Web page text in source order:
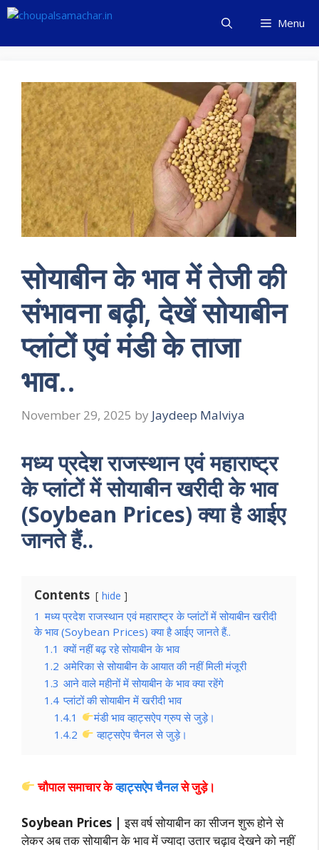
Skip
content
Menu
सोयाबीन के भाव में तेजी की
संभावना बढ़ी, देखें सोयाबीन
प्लांटों एवं मंडी के ताजा
भाव..
November 29, 2025 by Jaydeep Malviya
मध्य प्रदेश राजस्थान एवं महाराष्ट्र
के प्लांटों में सोयाबीन खरीदी के भाव
(Soybean Prices) क्या है आईए
जानते हैं..
Contents hide
1 मध्य प्रदेश राजस्थान एवं महाराष्ट्र के प्लांटों में सोयाबीन खरीदी
के भाव (Soybean Prices) क्या है आईए जानते हैं..
1.1 क्यों नहीं बढ़ रहे सोयाबीन के भाव
1.2 अमेरिका से सोयाबीन के आयात की नहीं मिली मंजूरी
1.3 आने वाले महीनों में सोयाबीन के भाव क्या रहेंगे
1.4 प्लांटों की सोयाबीन में खरीदी भाव
1.4.1
मंडी भाव व्हाट्सऐप ग्रुप से जुड़े।
1.4.2
व्हाट्सऐप चैनल से जुड़े।
चौपाल समाचार केव्हाट्सऐप चैनलसे जुड़े।
Soybean Prices | इस वर्ष सोयाबीन का सीजन शुरू होने से
लेकर अब तक सोयाबीन के भाव में ज्यादा उतार चढ़ाव देखने को नहीं